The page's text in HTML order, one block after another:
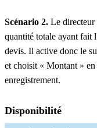
Scénario 2. Le directeur
quantité totale ayant fait
devis. Il active donc le
et choisit « Montant »
enregistrement.
Disponibilité